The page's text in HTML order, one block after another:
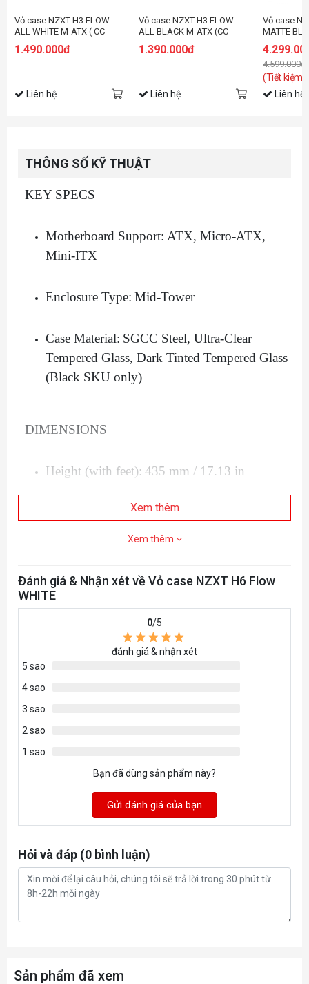
Vỏ case NZXT H3 FLOW
ALL WHITE M-ATX ( CC-
1.490.000đ
Liên hệ
Vỏ case NZXT H3 FLOW
ALL BLACK M-ATX (CC-
1.390.000đ
Liên hệ
Vỏ case
MATTE
4.599.000đ
(Tiết kiệm:
Liên hệ
THÔNG SỐ KỸ THUẬT
KEY SPECS
Motherboard Support: ATX, Micro-ATX,
Mini-ITX
Enclosure Type: Mid-Tower
Case Material: SGCC Steel, Ultra-Clear
Tempered Glass, Dark Tinted Tempered Glass
(Black SKU only)
DIMENSIONS
Height (with feet): 435 mm / 17.13 in
287 mm / 11.3 in
Weight:
COMPATIBILITY & CLEARANCE
PSU Length:200 mm / 7.87 in
Cable Management: 91 mm / 3.58 in
Top Radiator: 30 mm / 1.18 in
Xem thêm
Xem thêm
Đánh giá & Nhận xét về Vỏ case NZXT H6 Flow
WHITE
0/5
đánh giá & nhận xét
5 sao
4 sao
3 sao
2 sao
1 sao
Bạn đã dùng sản phẩm này?
Gửi đánh giá của bạn
Hỏi và đáp (0 bình luận)
Sản phẩm đã xem